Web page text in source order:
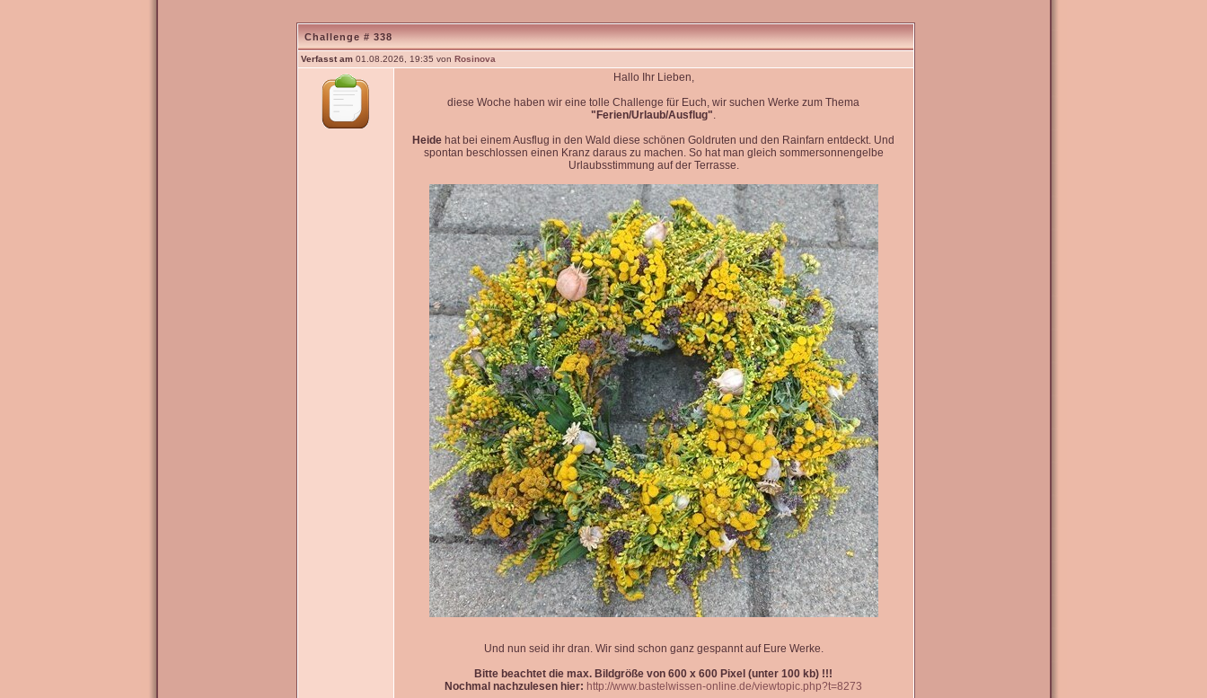
Challenge # 338
Verfasst am01.08.2026, 19:35 von Rosinova
Hallo Ihr Lieben,
diese Woche haben wir eine tolle Challenge für Euch, wir suchen Werke zum Thema
"Ferien/Urlaub/Ausflug".
Heide hat bei einem Ausflug in den Wald diese schönen Goldruten und den Rainfarn entdeckt. Und
spontan beschlossen einen Kranz daraus zu machen. So hat man gleich sommersonnengelbe
Urlaubsstimmung auf der Terrasse.
Und nun seid ihr dran. Wir sind schon ganz gespannt auf Eure Werke.
Bitte beachtet die max. Bildgröße von 600 x 600 Pixel (unter 100 kb) !!!
Nochmal nachzulesen hier: http://www.bastelwissen-online.de/viewtopic.php?t=8273